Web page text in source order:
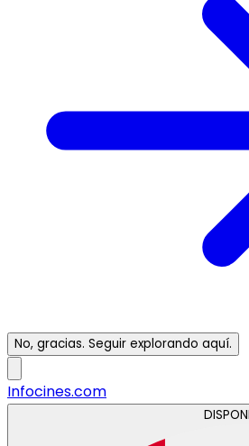
No, gracias. Seguir explorando aquí.
Infocines.com